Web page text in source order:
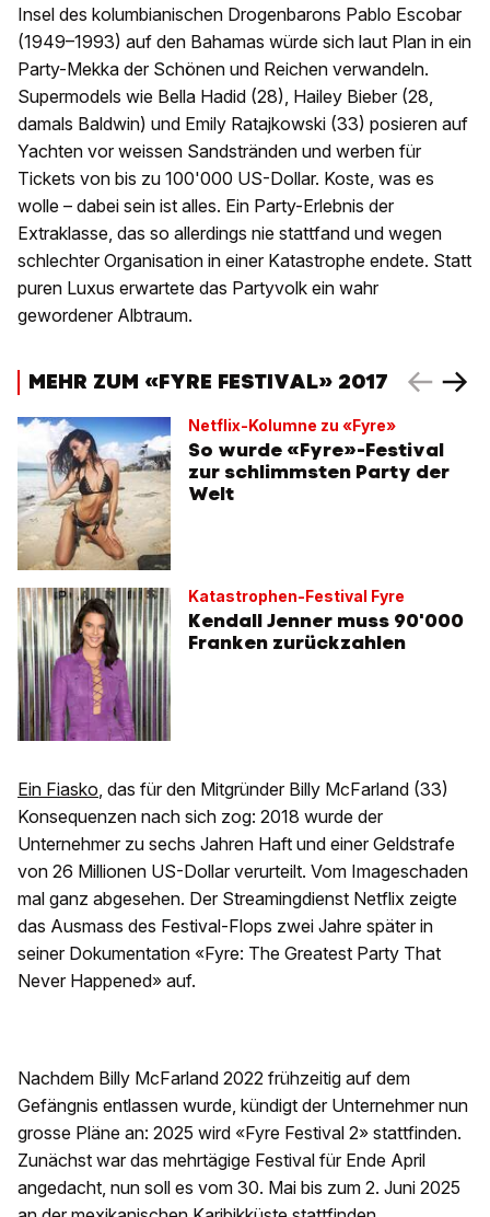
Insel des kolumbianischen Drogenbarons Pablo Escobar
(1949–1993) auf den Bahamas würde sich laut Plan in ein
Party-Mekka der Schönen und Reichen verwandeln.
Supermodels wie Bella Hadid (28), Hailey Bieber (28,
damals Baldwin) und Emily Ratajkowski (33) posieren auf
Yachten vor weissen Sandstränden und werben für
Tickets von bis zu 100'000 US-Dollar. Koste, was es
wolle – dabei sein ist alles. Ein Party-Erlebnis der
Extraklasse, das so allerdings nie stattfand und wegen
schlechter Organisation in einer Katastrophe endete. Statt
puren Luxus erwartete das Partyvolk ein wahr
gewordener Albtraum.
MEHR ZUM «FYRE FESTIVAL» 2017
Netflix-Kolumne zu «Fyre»
So wurde «Fyre»-Festival
zur schlimmsten Party der
Welt
Katastrophen-Festival Fyre
Kendall Jenner muss 90'000
Franken zurückzahlen
Ein Fiasko, das für den Mitgründer Billy McFarland (33)
Konsequenzen nach sich zog: 2018 wurde der
Unternehmer zu sechs Jahren Haft und einer Geldstrafe
von 26 Millionen US-Dollar verurteilt. Vom Imageschaden
mal ganz abgesehen. Der Streamingdienst Netflix zeigte
das Ausmass des Festival-Flops zwei Jahre später in
seiner Dokumentation «Fyre: The Greatest Party That
Never Happened» auf.
Nachdem Billy McFarland 2022 frühzeitig auf dem
Gefängnis entlassen wurde, kündigt der Unternehmer nun
grosse Pläne an: 2025 wird «Fyre Festival 2» stattfinden.
Zunächst war das mehrtägige Festival für Ende April
angedacht, nun soll es vom 30. Mai bis zum 2. Juni 2025